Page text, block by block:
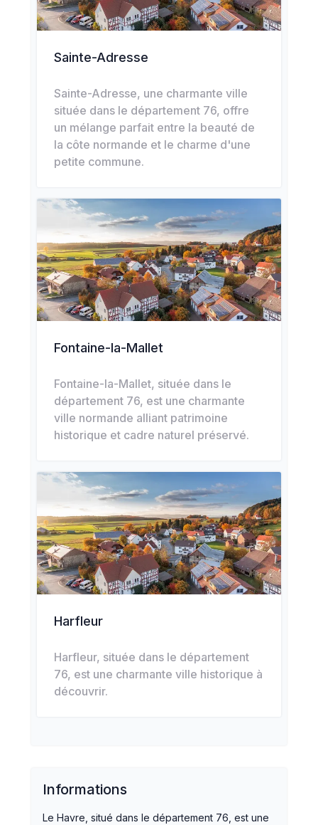
Sainte-Adresse
Sainte-Adresse, une charmante ville
située dans le département 76, offre
un mélange parfait entre la beauté de
la côte normande et le charme d'une
petite commune.
Fontaine-la-Mallet
Fontaine-la-Mallet, située dans le
département 76, est une charmante
ville normande alliant patrimoine
historique et cadre naturel préservé.
Harfleur
Harfleur, située dans le département
76, est une charmante ville historique à
découvrir.
Informations
Le Havre, situé dans le département 76, est une